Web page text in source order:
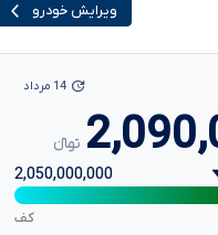
ویرایش خودرو
تومانءءء
14 مرداد
2,050,000,000
کف